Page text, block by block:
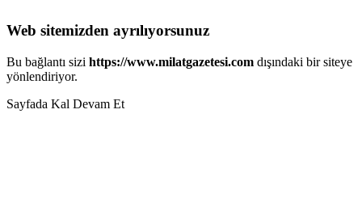
Web sitemizden ayrılıyorsunuz
Bu bağlantı sizi https://www.milatgazetesi.com dışındaki bir siteye
yönlendiriyor.
Sayfada Kal Devam Et